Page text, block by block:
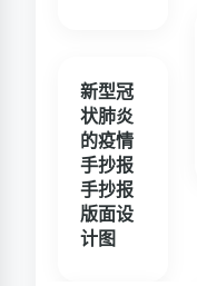
新型冠
状肺炎
的疫情
手抄报
手抄报
版面设
计图